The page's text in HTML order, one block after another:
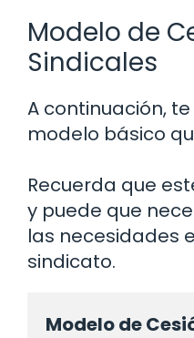
Modelo de
Sindicales
A continuación,
modelo básico
Recuerda que
y puede que
las necesidades
sindicato.
Modelo de